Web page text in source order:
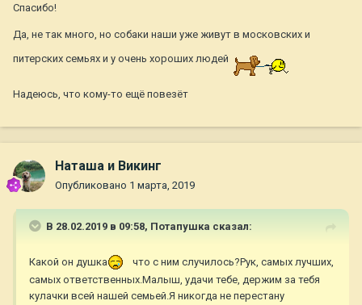
вот ссылка для репоста
https://m.vk.com/wall-7056888_22386
Спасибо!
Да, не так много, но собаки наши уже живут в московских и
питерских семьях и у очень хороших людей
Надеюсь, что кому-то ещё повезёт
Наташа и Викинг
Опубликовано 1 марта, 2019
В 28.02.2019 в 09:58, Потапушка сказал:
Какой он душка
что с ним случилось?Рук, самых лучших,
самых ответственных.Малыш, удачи тебе, держим за тебя
кулачки всей нашей семьей.Я никогда не перестану